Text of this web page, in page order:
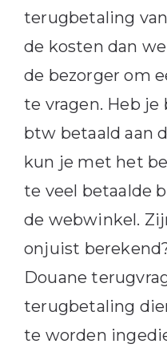
terugbetaling
de kosten dan
de bezorger om
te vragen. Heb
btw betaald aan
kun je met het
te veel betaalde
de webwinkel.
onjuist
Douane
terugbetaling
te worden